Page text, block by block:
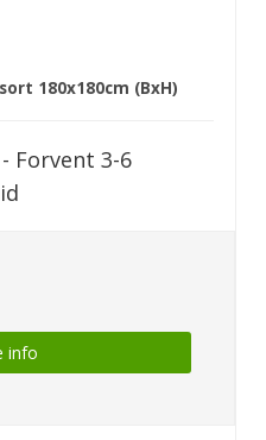
180x180cm (BxH)
Forvent 3-6
info